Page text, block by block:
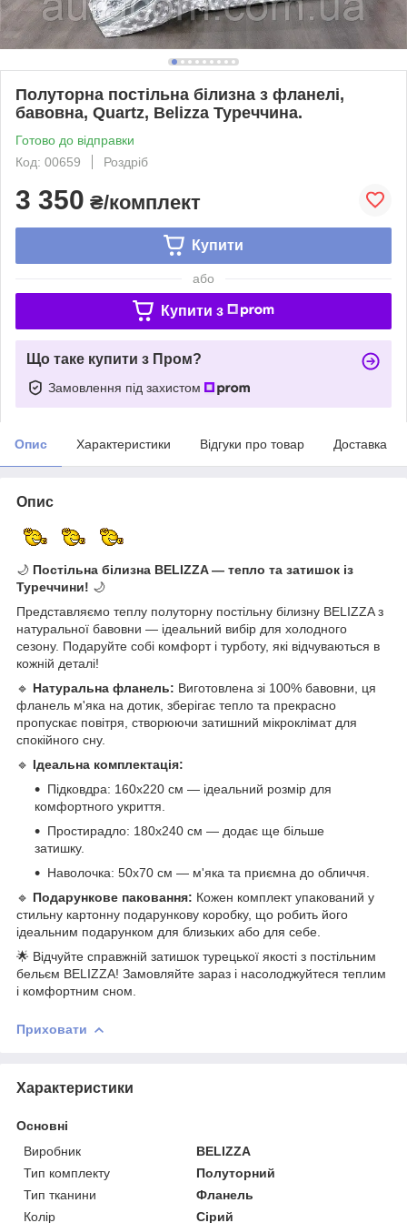
Полуторна постільна білизна з фланелі,
бавовна, Quartz, Belizza Туреччина.
Готово до відправки
Код: 00659
Роздріб
3 350 ₴/комплект
Купити
або
Купити з
Що таке купити з Пром?
Замовлення під захистом
Опис Характеристики Відгуки про товар Доставка
Опис
🌙 Постільна білизна BELIZZA — тепло та затишок із
Туреччини! 🌙
Представляємо теплу полуторну постільну білизну BELIZZA з
натуральної бавовни — ідеальний вибір для холодного
сезону. Подаруйте собі комфорт і турботу, які відчуваються в
кожній деталі!
🔹 Натуральна фланель: Виготовлена зі 100% бавовни, ця
фланель м'яка на дотик, зберігає тепло та прекрасно
пропускає повітря, створюючи затишний мікроклімат для
спокійного сну.
🔹 Ідеальна комплектація:
Підковдра: 160x220 см — ідеальний розмір для
комфортного укриття.
Простирадло: 180x240 см — додає ще більше
затишку.
Наволочка: 50x70 см — м'яка та приємна до обличчя.
🔹 Подарункове паковання: Кожен комплект упакований у
стильну картонну подарункову коробку, що робить його
ідеальним подарунком для близьких або для себе.
🌟 Відчуйте справжній затишок турецької якості з постільним
бельєм BELIZZA! Замовляйте зараз і насолоджуйтеся теплим
і комфортним сном.
Приховати
Характеристики
Основні
Виробник
BELIZZA
Тип комплекту
Полуторний
Тип тканини
Фланель
Колір
Сірий